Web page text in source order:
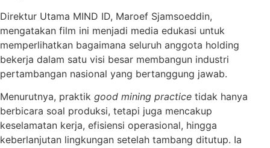
Direktur Utama MIND ID, Maroef Sjamsoeddin,
mengatakan film ini menjadi media edukasi untuk
memperlihatkan bagaimana seluruh anggota holding
bekerja dalam satu visi besar membangun industri
pertambangan nasional yang bertanggung jawab.
Menurutnya, praktik good mining practice tidak hanya
berbicara soal produksi, tetapi juga mencakup
keselamatan kerja, efisiensi operasional, hingga
keberlanjutan lingkungan setelah tambang ditutup. Ia